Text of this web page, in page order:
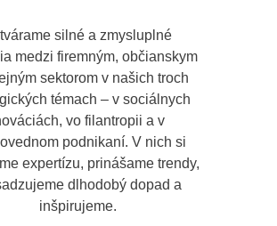
silné a zmysluplné
medzi firemným, občianskym
sektorom v našich troch
témach – v sociálnych
vo filantropii a v
podnikaní. V nich si
expertízu, prinášame trendy,
dlhodobý dopad a
inšpirujeme.